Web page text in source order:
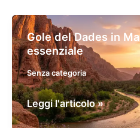
Gole del Dades in
essenziale
Senza categoria
Gole
del
Leggi l'articolo »